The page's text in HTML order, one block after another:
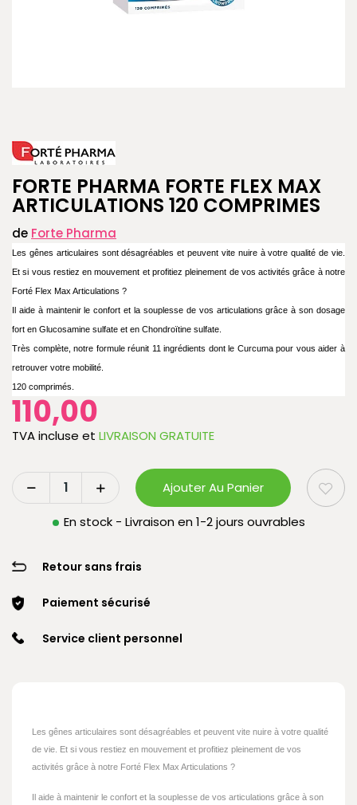
FORTE PHARMA FORTE FLEX MAX
ARTICULATIONS 120 COMPRIMES
de Forte Pharma
Les gênes articulaires sont désagréables et peuvent vite nuire à votre qualité de vie.
Et si vous restiez en mouvement et profitiez pleinement de vos activités grâce à notre
Forté Flex Max Articulations ?
Il aide à maintenir le confort et la souplesse de vos articulations grâce à son dosage
fort en Glucosamine sulfate et en Chondroïtine sulfate.
Très complète, notre formule réunit 11 ingrédients dont le Curcuma pour vous aider à
retrouver votre mobilité.
120 comprimés.
110,00
TVA incluse et LIVRAISON GRATUITE
Ajouter Au Panier
En stock - Livraison en 1-2 jours ouvrables
Retour sans frais
Paiement sécurisé
Service client personnel
Les gênes articulaires sont désagréables et peuvent vite nuire à votre qualité
de vie. Et si vous restiez en mouvement et profitiez pleinement de vos
activités grâce à notre Forté Flex Max Articulations ?
Il aide à maintenir le confort et la souplesse de vos articulations grâce à son